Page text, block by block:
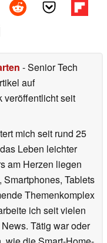
- Senior Tech
auf
veröffentlichtseit
mich seit rund 25
Leben leichter
am Herzen liegen
Tablets
Themenkomplex
ich seit vielen
Tätig war oder